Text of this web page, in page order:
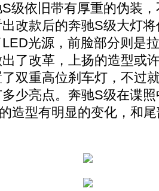
依旧带有厚重的伪装，
改款后的奔驰S级大灯
光源，前脸部分则是
了改革，上扬的造型或
双重高位刹车灯，不过
少亮点。奔驰S级在谍
造型有明显的变化，和